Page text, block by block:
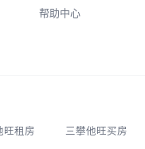
帮助中心
旺租房 三攀他旺买房